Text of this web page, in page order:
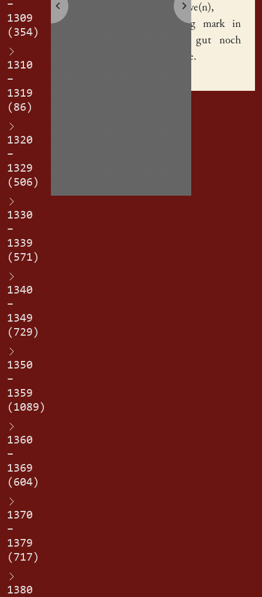
–
1309
(354)
1310
–
1319
(86)
1320
–
1329
(506)
1330
–
1339
(571)
1340
–
1349
(729)
1350
–
1359
(1089)
1360
–
1369
(604)
1370
–
1379
(717)
1380
husvrouwe(n),
czwenczig mark in
alle sin gut noch
sime tode.